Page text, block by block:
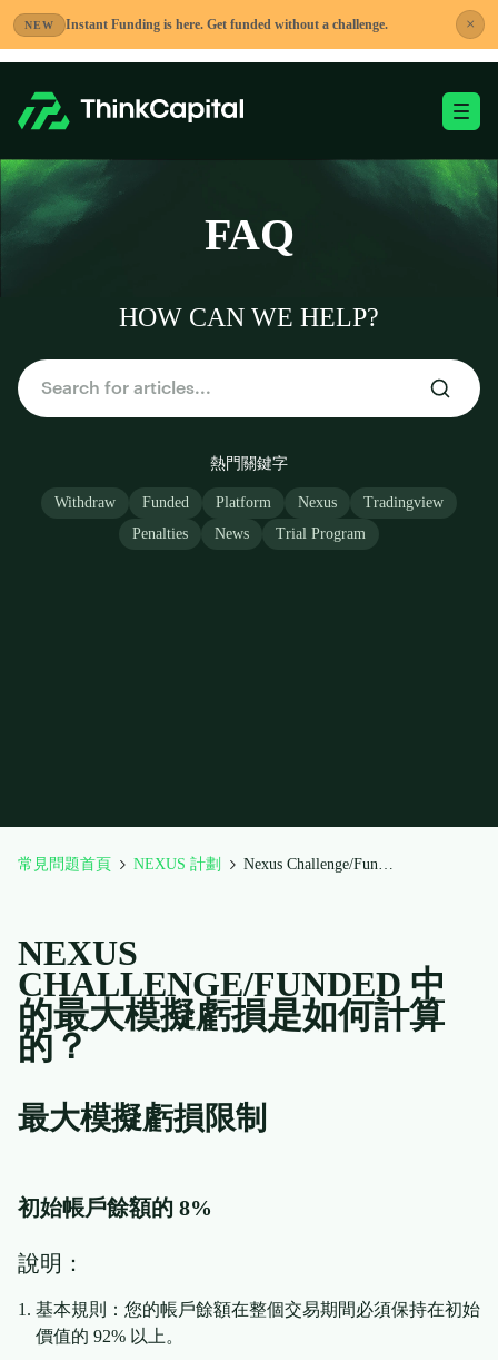
NEW Instant Funding is here. Get funded without a challenge. ×
到
內
切換移動端選單
-
FAQ
HOW CAN WE HELP?
熱門關鍵字
Withdraw Funded Platform Nexus
Tradingview
Penalties
News Trial Program
常見問題首頁 NEXUS 計劃 Nexus Challenge/Funded 中的最大模擬虧損是如何計算的？
NEXUS
CHALLENGE/FUNDED 中
的最大模擬虧損是如何計算
的？
最大模擬虧損限制
初始帳戶餘額的 8%
說明：
基本規則：您的帳戶餘額在整個交易期間必須保持在初始
價值的 92% 以上。